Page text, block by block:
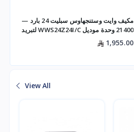
مكيف وايت وستنجهاوس سبليت 24 بارد —
21400 وحدة موديل WWS24Z24I/C لتبريد
فعال للم
1,955.00
View All